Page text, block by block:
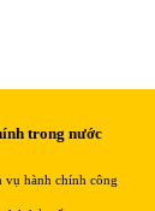
trong nước
vụ hành chính công